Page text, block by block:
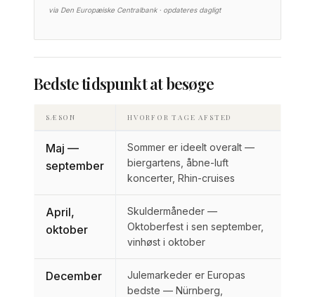
via Den Europæiske Centralbank · opdateres dagligt
Bedste tidspunkt at besøge
SÆSON HVORFOR TAGE AFSTED
Maj —
september
Sommer er ideelt overalt —
biergartens, åbne-luft
koncerter, Rhin-cruises
April,
oktober
Skuldermåneder —
Oktoberfest i sen september,
vinhøst i oktober
December
Julemarkeder er Europas
bedste — Nürnberg,